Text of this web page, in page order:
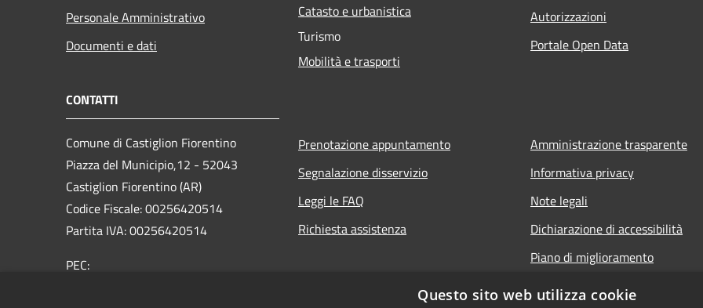
Personale Amministrativo
Documenti e dati
Catasto e urbanistica
Turismo
Mobilità e trasporti
Autorizzazioni
Portale Open Data
CONTATTI
Comune di Castiglion Fiorentino
Piazza del Municipio,12 - 52043
Castiglion Fiorentino (AR)
Codice Fiscale: 00256420514
Partita IVA: 00256420514
PEC:
Prenotazione appuntamento
Segnalazione disservizio
Leggi le FAQ
Richiesta assistenza
Amministrazione trasparente
Informativa privacy
Note legali
Dichiarazione di accessibilità
Piano di miglioramento
Questo sito web utilizza cookie